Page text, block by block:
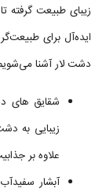
زیبای طبیعت گرفته
ایده‌آل برای
دشت لار آشنا
شقایق های
زیبایی به
علاوه بر
آبشار